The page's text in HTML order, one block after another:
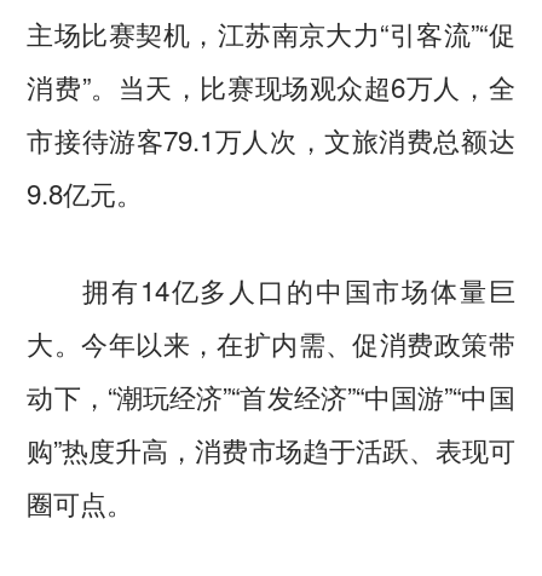
主场比赛契机，江苏南京大力“引客流”“促
消费”。当天，比赛现场观众超6万人，全
市接待游客79.1万人次，文旅消费总额达
9.8亿元。
拥有14亿多人口的中国市场体量巨
大。今年以来，在扩内需、促消费政策带
动下，“潮玩经济”“首发经济”“中国游”“中国
购”热度升高，消费市场趋于活跃、表现可
圈可点。